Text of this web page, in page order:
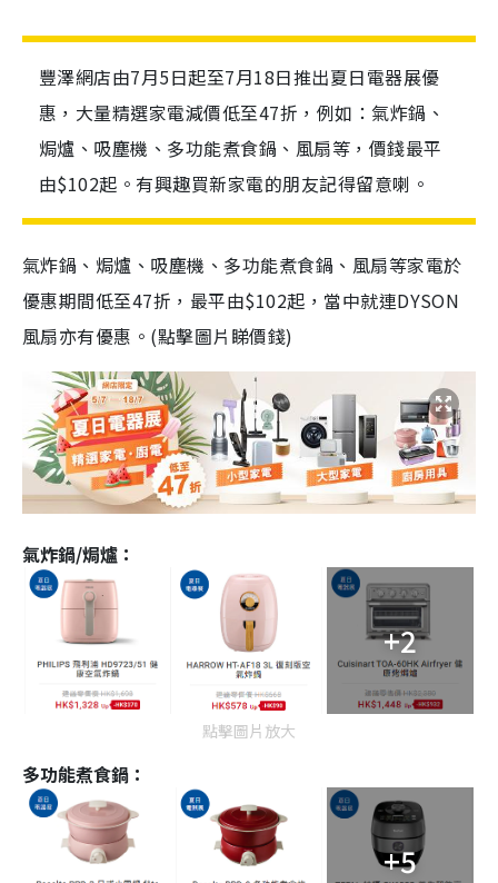
豐澤網店由7月5日起至7月18日推出夏日電器展優
惠，大量精選家電減價低至47折，例如：氣炸鍋、
焗爐、吸塵機、多功能煮食鍋、風扇等，價錢最平
由$102起。有興趣買新家電的朋友記得留意喇。
氣炸鍋、焗爐、吸塵機、多功能煮食鍋、風扇等家電於
優惠期間低至47折，最平由$102起，當中就連DYSON
風扇亦有優惠。(點擊圖片睇價錢)
氣炸鍋/焗爐：
+2
點擊圖片放大
多功能煮食鍋：
+5